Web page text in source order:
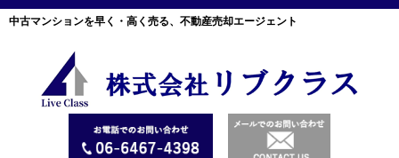
中古マンションを早く・高く売る、不動産売却エージェント